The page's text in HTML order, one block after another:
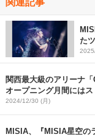
た
リ
関西最大級のアリーナ
オープニング月間には
ンウィズら登場
2024/12/30 (月)
MISIA、『MISIA星空